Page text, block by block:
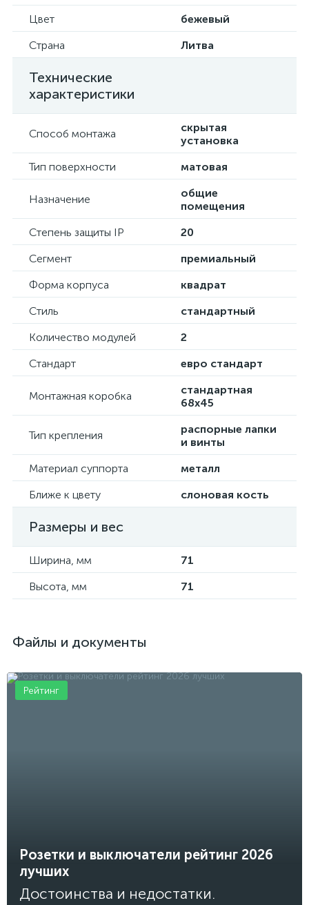
Цвет
бежевый
Страна
Литва
Технические
характеристики
Способ монтажа
скрытая
установка
Тип поверхности
матовая
Назначение
общие
помещения
Степень защиты IP
20
Сегмент
премиальный
Форма корпуса
квадрат
Стиль
стандартный
Количество модулей
2
Стандарт
евро стандарт
Монтажная коробка
стандартная
68х45
Тип крепления
распорные лапки
и винты
Материал суппорта
металл
Ближе к цвету
слоновая кость
Размеры и вес
Ширина, мм
71
Высота, мм
71
Файлы и документы
Розетки и выключатели рейтинг 2026
лучших
Достоинства и недостатки.
Рейтинг